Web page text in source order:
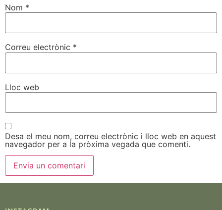
Nom *
Correu electrònic *
Lloc web
Desa el meu nom, correu electrònic i lloc web en aquest
navegador per a la pròxima vegada que comenti.